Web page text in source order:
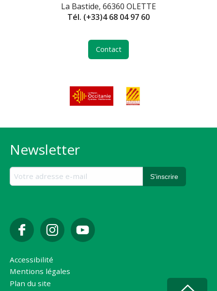
La Bastide, 66360 OLETTE
Tél. (+33)4 68 04 97 60
Contact
Newsletter
Accessibilité
Mentions légales
Plan du site